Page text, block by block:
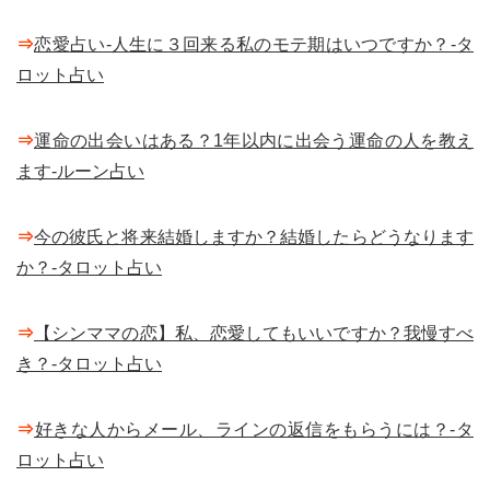
⇒恋愛占い-人生に３回来る私のモテ期はいつですか？-タ
ロット占い
⇒運命の出会いはある？1年以内に出会う運命の人を教え
ます-ルーン占い
⇒今の彼氏と将来結婚しますか？結婚したらどうなります
か？-タロット占い
⇒ 【シンママの恋】私、恋愛してもいいですか？我慢すべ
き？-タロット占い
⇒好きな人からメール、ラインの返信をもらうには？-タ
ロット占い